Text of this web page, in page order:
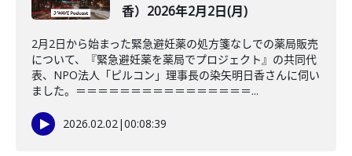
香）2026年2月2日(月)
2月2日から始まった緊急避妊薬の処方箋なしでの薬局販売
について、『緊急避妊薬を薬局でプロジェクト』の共同代
表、NPO法人「ピルコン」理事長の染矢明日香さんに伺い
ました。＝＝＝＝＝＝＝＝＝＝＝＝＝＝＝＝...
2026.02.02|00:08:39